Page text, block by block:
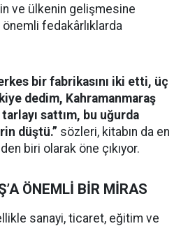
ve ülkenin gelişmesine
önemli fedakârlıklarda
bir fabrikasını iki etti, üç
dedim, Kahramanmaraş
sattım, bu uğurda
düştü.” sözleri, kitabın da en
biri olarak öne çıkıyor.
ÖNEMLİ BİR MİRAS
sanayi, ticaret, eğitim ve